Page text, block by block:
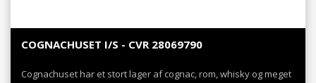
COGNACHUSET I/S - CVR 28069790
Cognachuset har et stort lager af cognac, rom, whisky og meget